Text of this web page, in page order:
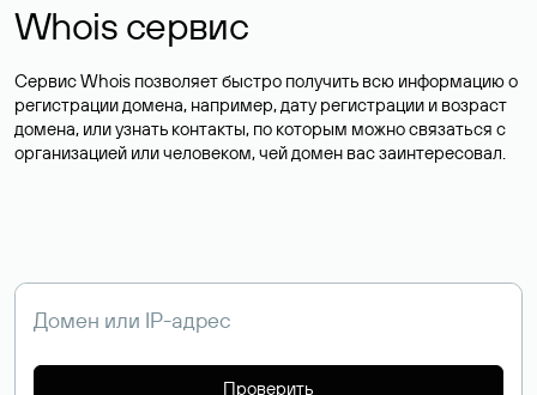
Whois сервис
Сервис Whois позволяет быстро получить всю информацию о
регистрации домена, например, дату регистрации и возраст
домена, или узнать контакты, по которым можно связаться с
организацией или человеком, чей домен вас заинтересовал.
Проверить